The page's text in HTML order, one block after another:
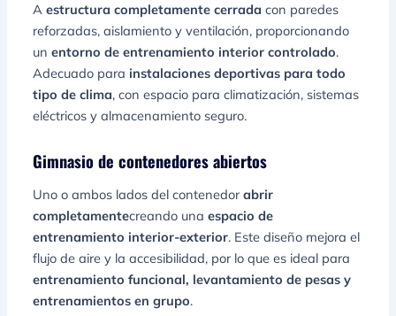
Aestructura completamente cerrada con paredes
reforzadas, aislamiento y ventilación, proporcionando
unentorno de entrenamiento interior controlado.
Adecuado para instalaciones deportivas para todo
tipo de clima, con espacio para climatización, sistemas
eléctricos y almacenamiento seguro.
Gimnasio de contenedores abiertos
Uno o ambos lados del contenedorabrir
completamentecreando unaespacio de
entrenamiento interior-exterior. Este diseño mejora el
flujo de aire y la accesibilidad, por lo que es ideal para
entrenamiento funcional, levantamiento de pesas y
entrenamientos en grupo.